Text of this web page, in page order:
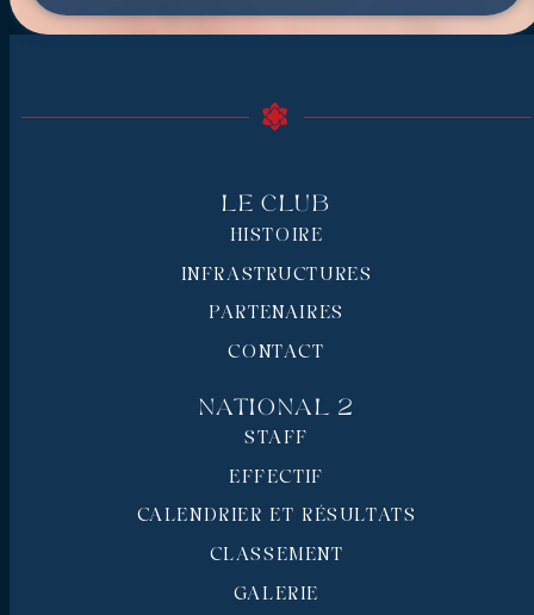
Le Club
HISTOIRE
INFRASTRUCTURES
PARTENAIRES
CONTACT
National 2
STAFF
EFFECTIF
CALENDRIER ET RÉSULTATS
CLASSEMENT
GALERIE